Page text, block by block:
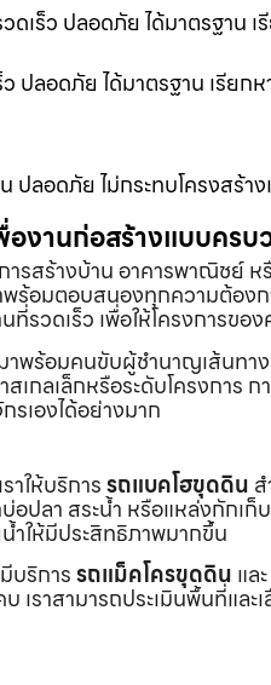
เร็ว ปลอดภัย ได้มาตรฐาน
ปลอดภัย ได้มาตรฐาน เรีย
ปลอดภัย ไม่กระทบโครงสร้า
องานก่อสร้างแบบครบ
ารสร้างบ้าน อาคารพาณิชย์
พร้อมตอบสนองทุกความต้อง
รวดเร็ว เพื่อให้โครงการข
าพร้อมคนขับผู้ชำนาญเส้นทาง
เกลเล็กหรือระดับโครงการ ก
รเองได้อย่างมาก
าให้บริการรถแบคโฮขุดดิน
อปลา สระน้ำ หรือแหล่งกักเ
ำให้มีประสิทธิภาพมากขึ้น
บริการรถแม็คโครขุดดิน และ
ราสามารถประเมินพื้นที่แล